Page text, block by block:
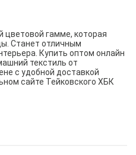
цветовой гамме, которая
Станет отличным
Купить оптом онлайн
текстиль от
с удобной доставкой
сайте Тейковского ХБК